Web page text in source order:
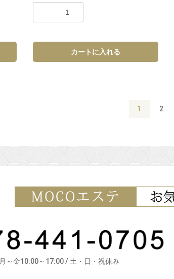
カートに入れる
1 2
月～金10:00～17:00 / 土・日・祝休み